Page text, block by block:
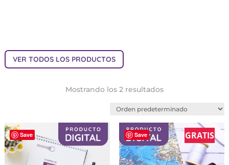
VER TODOS LOS PRODUCTOS
Mostrando los 2 resultados
Save Save GRATIS